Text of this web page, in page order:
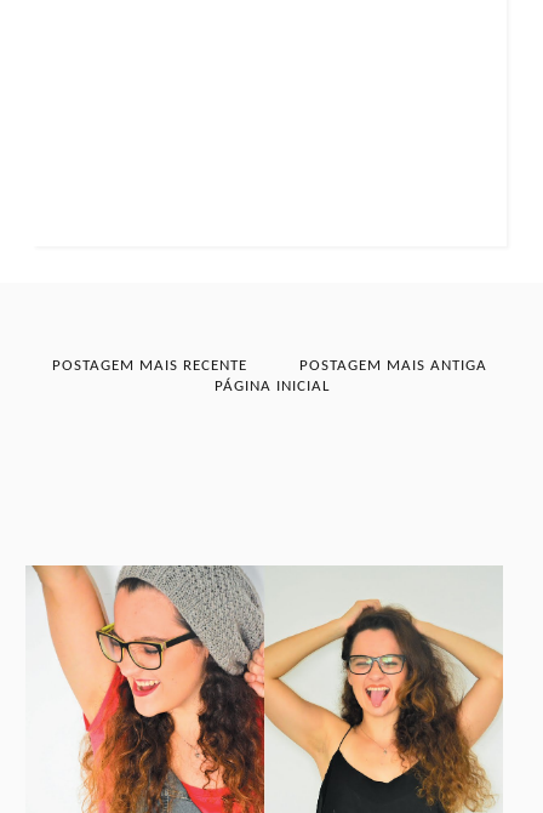
POSTAGEM MAIS RECENTE
POSTAGEM MAIS ANTIGA
PÁGINA INICIAL